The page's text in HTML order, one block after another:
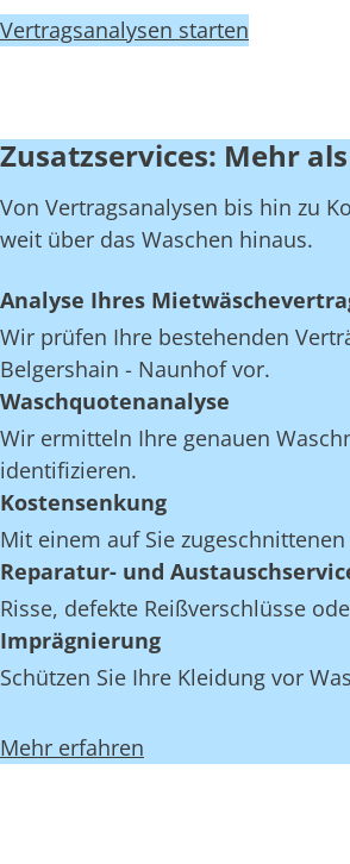
Vertragsanalysen starten
Zusatzservices: Mehr
Von Vertragsanalysen bis hin zu
weit über das Waschen hinaus.
Analyse Ihres
Wir prüfen Ihre bestehenden
Belgershain - Naunhof vor.
Waschquotenanalyse
Wir ermitteln Ihre genauen
identifizieren.
Kostensenkung
Mit einem auf Sie
Reparatur- und
Risse, defekte Reißverschlüsse
Imprägnierung
Schützen Sie Ihre Kleidung vor
Mehr erfahren